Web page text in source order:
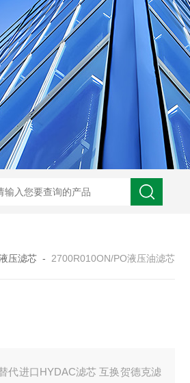
滤芯 CST71005离心机滤芯 RFA-630*10/
压滤芯 - 2700R010ON/PO液压油滤芯
代进口HYDAC滤芯 互换贺德克滤